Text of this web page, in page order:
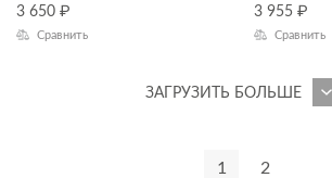
STREET FUSION
3 650 ₽
Сравнить
3 955 ₽
Сравнить
ЗАГРУЗИТЬ БОЛЬШЕ
1 2